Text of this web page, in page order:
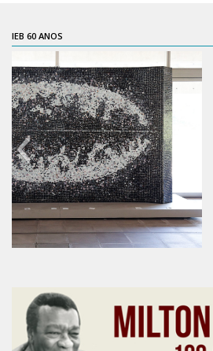
PCA
Divisão Administrativa Financeira
Sobre
Divisão de Apoio e Divulgação
Transparência
Acervo
Arquivo
Sobre
Ações e Parcerias
Eventos
IEB 60 ANOS